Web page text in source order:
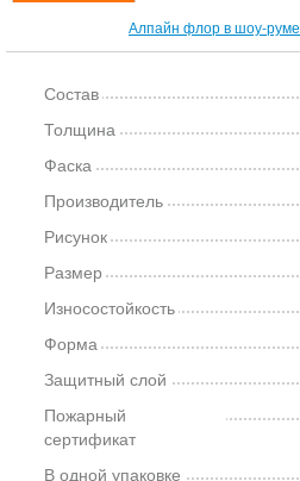
Алпайн флор в шоу-руме
Состав
Толщина
Фаска
Производитель
Рисунок
Размер
Износостойкость
Форма
Защитный слой
Пожарный
сертификат
В одной упаковке